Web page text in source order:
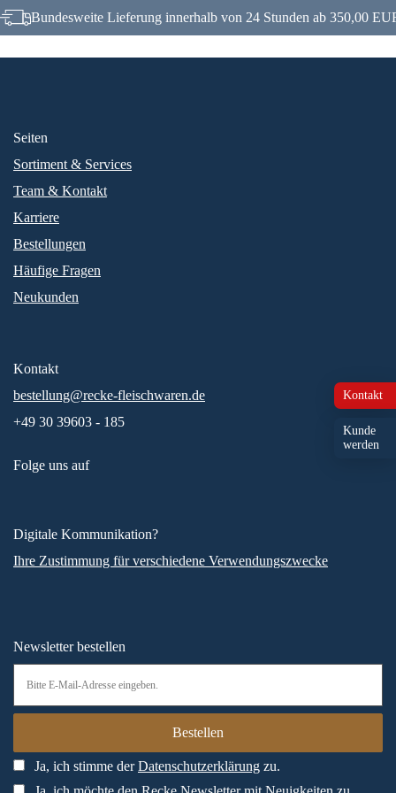
Bundesweite Lieferung innerhalb von 24 Stunden ab 350,00
Kontakt
Kunde
werden
Seiten
Sortiment & Services
Team & Kontakt
Karriere
Bestellungen
Häufige Fragen
Neukunden
Kontakt
bestellung@recke-fleischwaren.de
+49 30 39603 - 185
Folge uns auf
Digitale Kommunikation?
Ihre Zustimmung für verschiedene Verwendungszwecke
Newsletter bestellen
Ja, ich stimme derDatenschutzerklärung zu.